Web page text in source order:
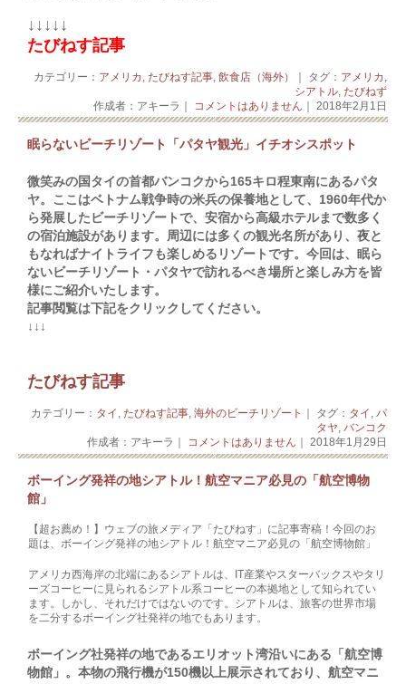
↓↓↓↓↓
たびねす記事
カテゴリー： アメリカ , たびねす記事, 飲食店（海外） ｜ タグ： アメリカ ,
シアトル, たびねず
作成者：アキーラ｜ コメントはありません ｜ 2018年2月1日
眠らないビーチリゾート「パタヤ観光」イチオシスポット
微笑みの国タイの首都バンコクから165キロ程東南にあるパタ
ヤ。ここはベトナム戦争時の米兵の保養地として、1960年代か
ら発展したビーチリゾートで、安宿から高級ホテルまで数多く
の宿泊施設があります。周辺には多くの観光名所があり、夜と
もなればナイトライフも楽しめるリゾートです。今回は、眠ら
ないビーチリゾート・パタヤで訪れるべき場所と楽しみ方を皆
様にご紹介いたします。
記事閲覧は下記をクリックしてください。
↓↓↓
たびねす記事
カテゴリー： タイ たびねす記事, 海外のビーチリゾート ｜ タグ： タイ
パ
タヤ バンコク
作成者：アキーラ｜
コメントはありません ｜ 2018年1月29日
ボーイング発祥の地シアトル！航空マニア必見の「航空博物
館」
【超お薦め！】ウェブの旅メディア「たびねす」に記事寄稿！今回のお
題は、ボーイング発祥の地シアトル！航空マニア必見の「航空博物館」
アメリカ西海岸の北端にあるシアトルは、IT産業やスターバックスやタリ
ーズコーヒーに見られるシアトル系コーヒーの本拠地として知られてい
ます。しかし、それだけではないのです。シアトルは、旅客の世界市場
を二分するボーイング社発祥の地でもあります。
ボーイング社発祥の地であるエリオット湾沿いにある「航空博
物館」。本物の飛行機が150機以上展示されており、航空マニ